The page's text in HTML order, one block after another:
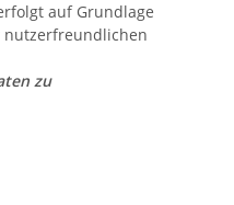
auf Grundlage
nutzerfreundlichen
zu